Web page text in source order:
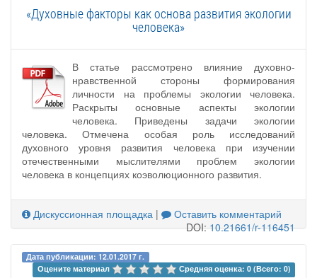
«Духовные факторы как основа развития экологии
человека»
В статье рассмотрено влияние духовно-
нравственной стороны формирования
личности на проблемы экологии человека.
Раскрыты основные аспекты экологии
человека. Приведены задачи экологии
человека. Отмечена особая роль исследований
духовного уровня развития человека при изучении
отечественными мыслителями проблем экологии
человека в концепциях коэволюционного развития.
Дискуссионная площадка |
Оставить комментарий
DOI:10.21661/r-116451
Дата публикации: 12.01.2017 г.
Оцените материал
Средняя оценка: 0 (Всего: 0)